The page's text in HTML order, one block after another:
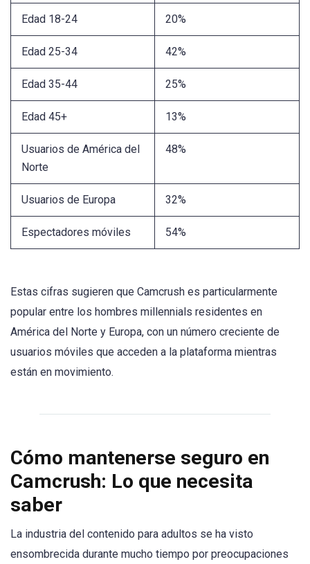
Edad 18-24 20%
Edad 25-34 42%
Edad 35-44 25%
Edad 45+ 13%
Usuarios de América del
Norte
48%
Usuarios de Europa 32%
Espectadores móviles 54%
Estas cifras sugieren que Camcrush es particularmente
popular entre los hombres millennials residentes en
América del Norte y Europa, con un número creciente de
usuarios móviles que acceden a la plataforma mientras
están en movimiento.
Cómo mantenerse seguro en
Camcrush: Lo que necesita
saber
La industria del contenido para adultos se ha visto
ensombrecida durante mucho tiempo por preocupaciones